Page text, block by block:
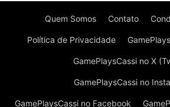
Quem Somos Contato
Política de Privacidade
GamePlaysCassi no X
GamePlaysCassi no
GamePlaysCassi no Facebook